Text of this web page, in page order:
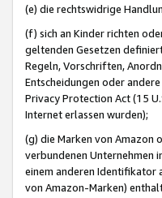
(e) die rechtswidrige
(f) sich an Kinder richten
geltenden Gesetzen
Regeln, Vorschriften,
Entscheidungen oder
Privacy Protection Act (15
Internet erlassen wurden);
(g) die Marken von Amazon
verbundenen Unternehmen
einem anderen Identifikator
von Amazon-Marken)